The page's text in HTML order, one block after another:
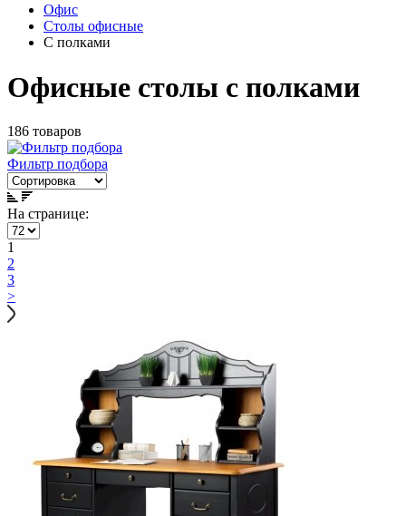
Офис
Столы офисные
С полками
Офисные столы с полками
186 товаров
Фильтр подбора
На странице:
1
2
3
>